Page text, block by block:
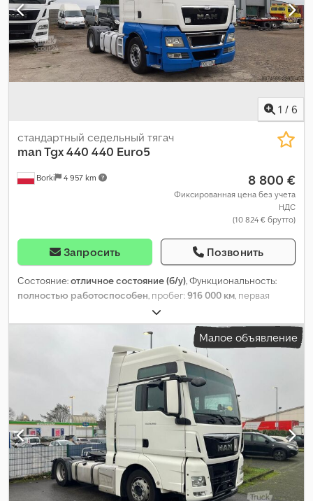
1 / 6
Borki 4 957 km
стандартный седельный тягач
man Tgx 440 440 Euro5
8 800 €
Фиксированная цена без учета
НДС
(10 824 € брутто)
Запросить Позвонить
Состояние:отличное состояние (б/у), Функциональность:
полностью работоспособен, пробег:916 000 км, первая
, тип топлива:
70 22.5, Год выпуска:2013, Оборудование:ABS, AdBlue, EBS
(Электронная тормозная система), Блютуз, бортовой
компьютер, второй топливный бак, гидроусилитель руля,
дополнительные фары, кондиционер, круиз-контроль,
навигационная система, отопитель стояночный, подогрев
сиденья, противотуманные фары, спойлер, холодильник,
центральный замок, электронная программа стабилизации
(ESP), электрорегулировка стекол ,
Малое объявление